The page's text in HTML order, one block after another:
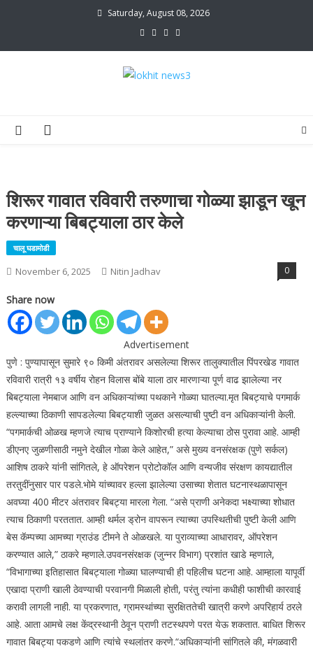
Saturday, August 08, 2026
शिरूर गावात रविवारी तरुणाचा गोळ्या झाडून खून
करणाऱ्या बिबट्याला ठार केले
चालू घडामोडी
November 6, 2025 Nitin Jadhav 0
Share now
Advertisement
पुणे : पुण्यापासून सुमारे ९० किमी अंतरावर असलेल्या शिरूर तालुक्यातील पिंपरखेड गावात
रविवारी रात्री १३ वर्षीय रोहन विलास बोंबे याला ठार मारणाऱ्या पूर्ण वाढ झालेल्या नर
बिबट्याला नेमबाज आणि वन अधिकाऱ्यांच्या पथकाने गोळ्या घातल्या.मृत बिबट्याचे पगमार्क
हल्ल्याच्या ठिकाणी सापडलेल्या बिबट्याशी जुळत असल्याची पुष्टी वन अधिकाऱ्यांनी केली.
“पगमार्कची ओळख म्हणजे त्याच प्राण्याने किशोरची हत्या केल्याचा ठोस पुरावा आहे. आम्ही
डीएनए जुळणीसाठी नमुने देखील गोळा केले आहेत,” असे मुख्य वनसंरक्षक (पुणे सर्कल)
आशिष ठाकरे यांनी सांगितले, हे ऑपरेशन प्रोटोकॉल आणि वन्यजीव संरक्षण कायद्यातील
तरतुदींनुसार पार पडले.भोमे यांच्यावर हल्ला झालेल्या उसाच्या शेतात घटनास्थळापासून
अवघ्या 400 मीटर अंतरावर बिबट्या मारला गेला. “असे प्राणी अनेकदा भक्ष्याच्या शोधात
त्याच ठिकाणी परततात. आम्ही थर्मल ड्रोन वापरून त्याच्या उपस्थितीची पुष्टी केली आणि
बेस कॅम्पच्या आमच्या ग्राउंड टीमने ते ओळखले. या पुराव्याच्या आधारावर, ऑपरेशन
करण्यात आले,” ठाकरे म्हणाले.उपवनसंरक्षक (जुन्नर विभाग) प्रशांत खाडे म्हणाले,
“विभागाच्या इतिहासात बिबट्याला गोळ्या घालण्याची ही पहिलीच घटना आहे. आम्हाला यापूर्वी
एखादा प्राणी खाली ठेवण्याची परवानगी मिळाली होती, परंतु त्यांना कधीही फाशीची कारवाई
करावी लागली नाही. या प्रकरणात, ग्रामस्थांच्या सुरक्षिततेची खात्री करणे अपरिहार्य ठरले
आहे. आता आमचे लक्ष केंद्रस्थानी ठेवून प्राणी तटस्थपणे परत येऊ शकतात. बाधित शिरूर
गावात बिबट्या पकडणे आणि त्यांचे स्थलांतर करणे.“अधिकाऱ्यांनी सांगितले की, मंगळवारी